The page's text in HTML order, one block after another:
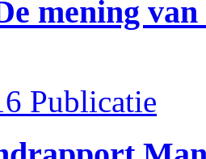
mening
Publicatie